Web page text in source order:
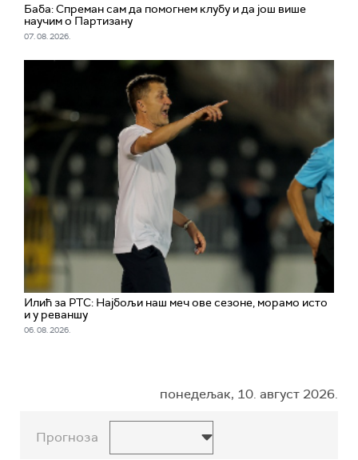
Баба: Спреман сам да помогнем клубу и да још више
научим о Партизану
07. 08. 2026.
Илић за РТС: Најбољи наш меч ове сезоне, морамо исто
и у реваншу
06. 08. 2026.
понедељак, 10. август 2026.
Прогноза